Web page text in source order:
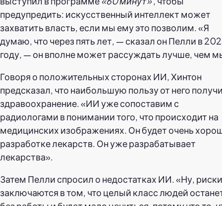
предупредить: искусственный интеллект может
захватить власть, если мы ему это позволим. «Я
думаю, что через пять лет, — сказал он Пелли в
году, — он вполне может рассуждать лучше, чем
Говоря о положительных сторонах ИИ, Хинтон
предсказал, что наибольшую пользу от него
здравоохранение. «ИИ уже сопоставим с
радиологами в понимании того, что происходит на
медицинских изображениях. Он будет очень
разработке лекарств. Он уже разрабатывает
лекарства».
Затем Пелли спросил о недостатках ИИ. «Ну, риски
заключаются в том, что целый класс людей